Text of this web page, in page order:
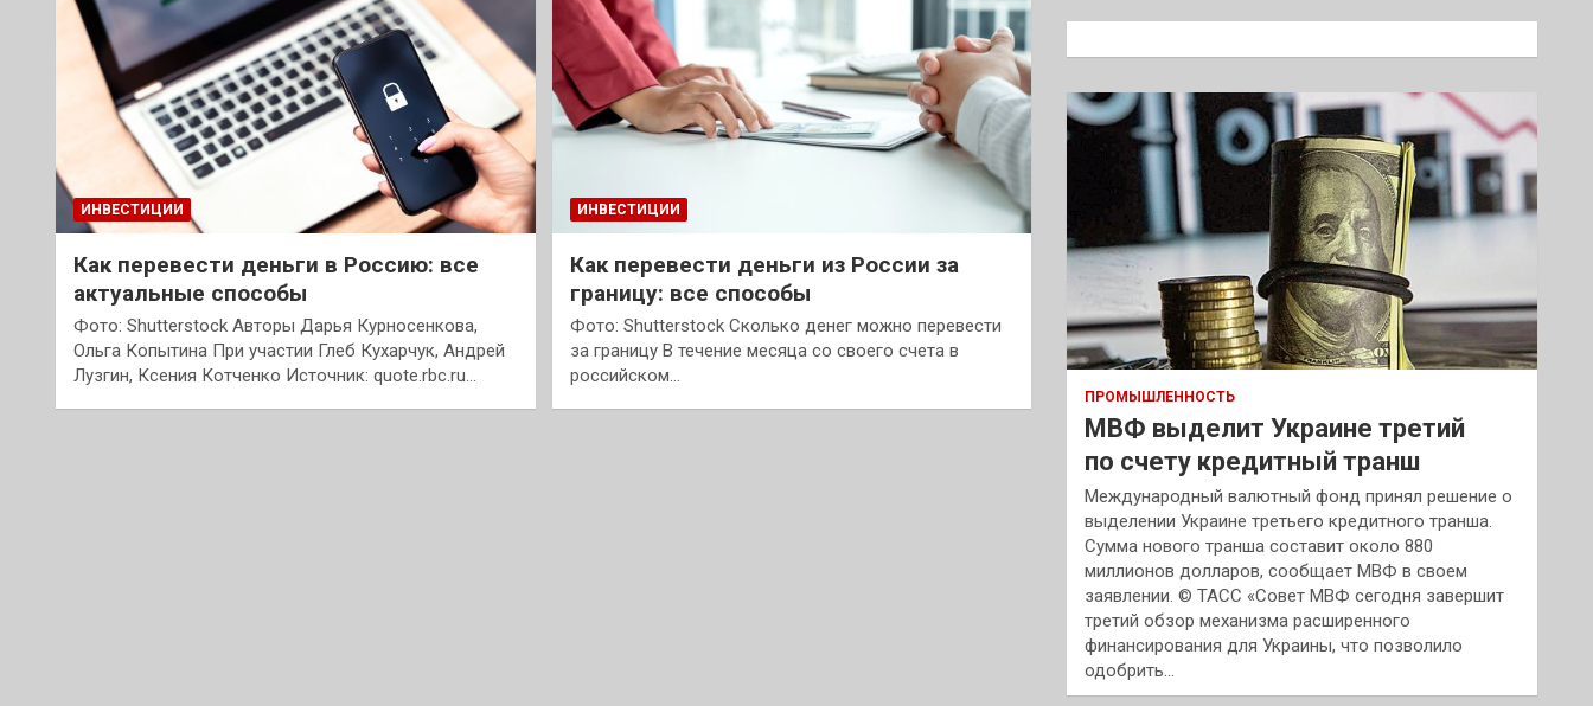
ИНВЕСТИЦИИ
Как перевести деньги в Россию: все
актуальные способы
Фото: Shutterstock Авторы Дарья Курносенкова,
Ольга Копытина При участии Глеб Кухарчук, Андрей
Лузгин, Ксения Котченко Источник: quote.rbc.ru…
ИНВЕСТИЦИИ
Как перевести деньги из России за
границу: все способы
Фото: Shutterstock Сколько денег можно перевести
за границу В течение месяца со своего счета в
российском…
к
ПРОМЫШЛЕННОСТЬ
МВФ выделит Украине третий
по счету кредитный транш
Международный валютный фонд принял решение о
выделении Украине третьего кредитного транша.
Сумма нового транша составит около 880
миллионов долларов, сообщает МВФ в своем
заявлении. © ТАСС «Совет МВФ сегодня завершит
третий обзор механизма расширенного
финансирования для Украины, что позволило
одобрить…